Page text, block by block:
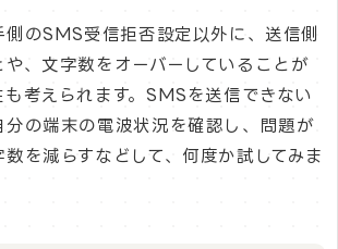
のSMS受信拒否設定以外に、送信側
、文字数をオーバーしていることが
考えられます。SMSを送信できない
分の端末の電波状況を確認し、問題が
を減らすなどして、何度か試してみま